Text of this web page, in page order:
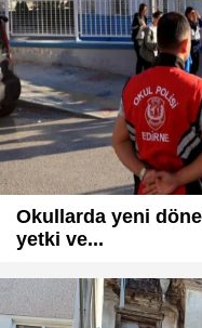
Okullarda yeni
yetki ve...